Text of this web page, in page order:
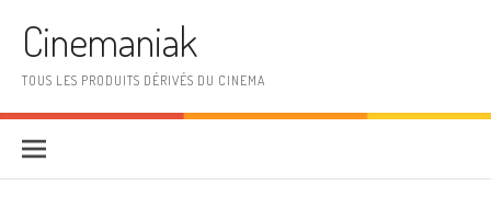
Cinemaniak
TOUS LES PRODUITS DÉRIVÉS DU CINEMA